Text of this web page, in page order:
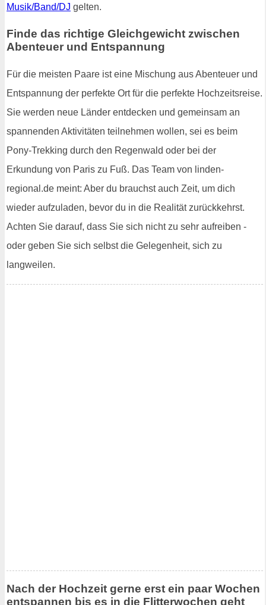
Musik/Band/DJ gelten.
Finde das richtige Gleichgewicht zwischen
Abenteuer und Entspannung
Für die meisten Paare ist eine Mischung aus Abenteuer und
Entspannung der perfekte Ort für die perfekte Hochzeitsreise.
Sie werden neue Länder entdecken und gemeinsam an
spannenden Aktivitäten teilnehmen wollen, sei es beim
Pony-Trekking durch den Regenwald oder bei der
Erkundung von Paris zu Fuß. Das Team von linden-
regional.de meint: Aber du brauchst auch Zeit, um dich
wieder aufzuladen, bevor du in die Realität zurückkehrst.
Achten Sie darauf, dass Sie sich nicht zu sehr aufreiben -
oder geben Sie sich selbst die Gelegenheit, sich zu
langweilen.
Nach der Hochzeit gerne erst ein paar Wochen
entspannen bis es in die Flitterwochen geht